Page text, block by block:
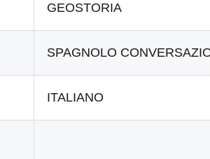
GEOSTORIA
SPAGNOLO
ITALIANO